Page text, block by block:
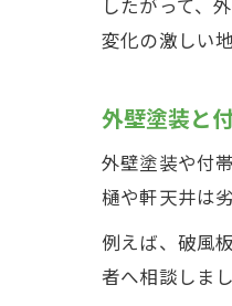
変化の激しい
外壁塗装と
外壁塗装や付
樋や軒天井は
例えば、破風
者へ相談しまし